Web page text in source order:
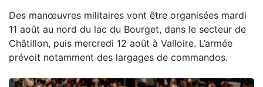
Des manœuvres militaires vont être organisées mardi
11 août au nord du lac du Bourget, dans le secteur de
Châtillon, puis mercredi 12 août à Valloire. L’armée
prévoit notamment des largages de commandos.